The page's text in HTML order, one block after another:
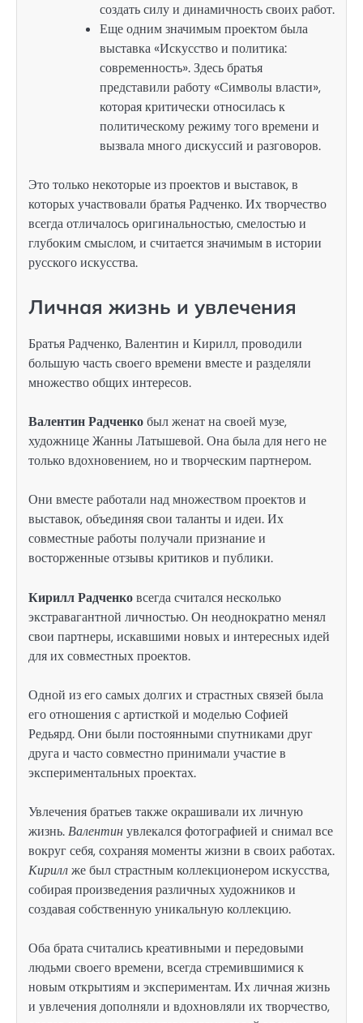
создать силу и динамичность своих работ.
Еще одним значимым проектом была
выставка «Искусство и политика:
современность». Здесь братья
представили работу «Символы власти»,
которая критически относилась к
политическому режиму того времени и
вызвала много дискуссий и разговоров.
Это только некоторые из проектов и выставок, в
которых участвовали братья Радченко. Их творчество
всегда отличалось оригинальностью, смелостью и
глубоким смыслом, и считается значимым в истории
русского искусства.
Личная жизнь и увлечения
Братья Радченко, Валентин и Кирилл, проводили
большую часть своего времени вместе и разделяли
множество общих интересов.
Валентин Радченкобыл женат на своей музе,
художнице Жанны Латышевой. Она была для него не
только вдохновением, но и творческим партнером.
Они вместе работали над множеством проектов и
выставок, объединяя свои таланты и идеи. Их
совместные работы получали признание и
восторженные отзывы критиков и публики.
Кирилл Радченковсегда считался несколько
экстравагантной личностью. Он неоднократно менял
свои партнеры, искавшими новых и интересных идей
для их совместных проектов.
Одной из его самых долгих и страстных связей была
его отношения с артисткой и моделью Софией
Редьярд. Они были постоянными спутниками друг
друга и часто совместно принимали участие в
экспериментальных проектах.
Увлечения братьев также окрашивали их личную
жизнь.Валентинувлекался фотографией и снимал все
вокруг себя, сохраняя моменты жизни в своих работах.
Кириллже был страстным коллекционером искусства,
собирая произведения различных художников и
создавая собственную уникальную коллекцию.
Оба брата считались креативными и передовыми
людьми своего времени, всегда стремившимися к
новым открытиям и экспериментам. Их личная жизнь
и увлечения дополняли и вдохновляли их творчество,